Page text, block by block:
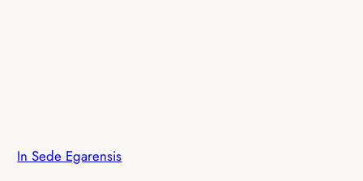
In Sede Egarensis